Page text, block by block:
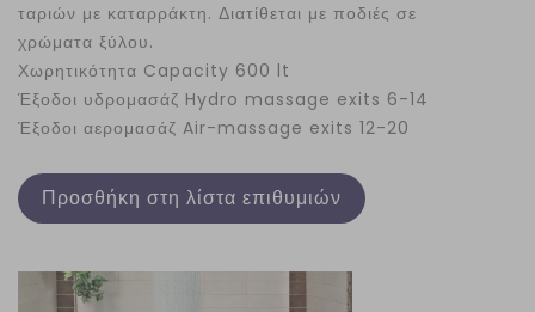
ταριών με καταρράκτη. Διατίθεται με ποδιές σε
χρώματα ξύλου.
Χωρητικότητα Capacity 600 lt
Έξοδοι υδρομασάζ Hydro massage exits 6-14
Έξοδοι αερομασάζ Air-massage exits 12-20
Προσθήκη στη λίστα επιθυμιών